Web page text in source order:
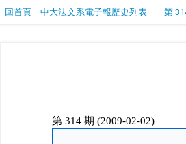
回首頁 中大法文系電子報歷史列表
第